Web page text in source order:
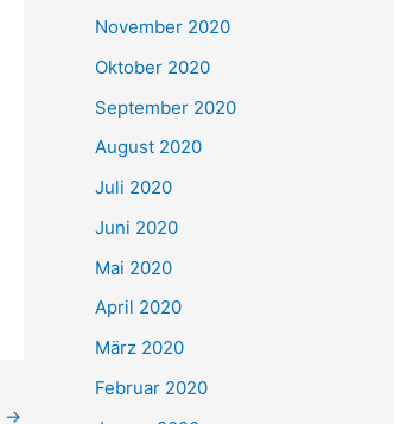
→
November 2020
Oktober 2020
September 2020
August 2020
Juli 2020
Juni 2020
Mai 2020
April 2020
März 2020
Februar 2020